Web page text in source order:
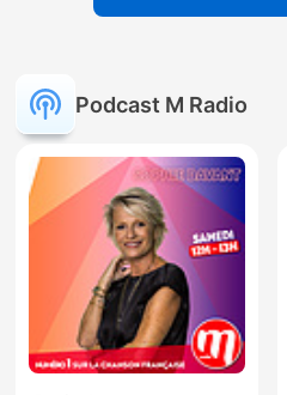
Podcast M Radio